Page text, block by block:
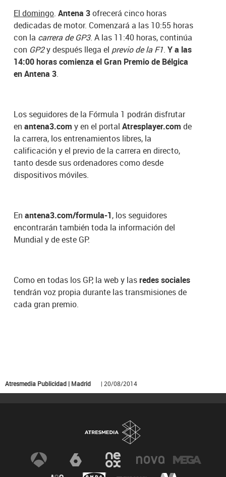
El domingo.Antena 3ofrecerá cinco horas
dedicadas de motor. Comenzará a las 10:55 horas
con la carrera de GP3. A las 11:40 horas, continúa
con GP2y después llega el previo de la F1.Y a las
14:00 horas comienza el Gran Premio de Bélgica
en Antena 3.
Los seguidores de la Fórmula 1 podrán disfrutar
enantena3.com y en el portalAtresplayer.comde
la carrera, los entrenamientos libres, la
calificación y el previo de la carrera en directo,
tanto desde sus ordenadores como desde
dispositivos móviles.
Enantena3.com/formula-1, los seguidores
encontrarán también toda la información del
Mundial y de este GP.
Como en todas los GP, la web y lasredes sociales
tendrán voz propia durante las transmisiones de
cada gran premio.
Atresmedia Publicidad | Madrid | 20/08/2014